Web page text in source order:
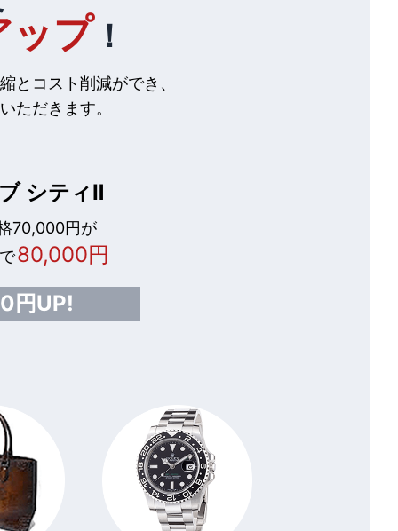
ップ ！
とコスト削減ができ、
ただきます。
シティⅡ
70,000円が
80,000円
円UP!